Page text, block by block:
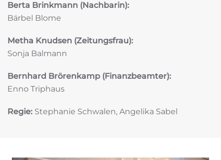
Berta Brinkmann (Nachbarin):
Bärbel Blome
Metha Knudsen (Zeitungsfrau):
Sonja Balmann
Bernhard Brörenkamp (Finanzbeamter):
Enno Triphaus
Regie: Stephanie Schwalen, Angelika Sabel